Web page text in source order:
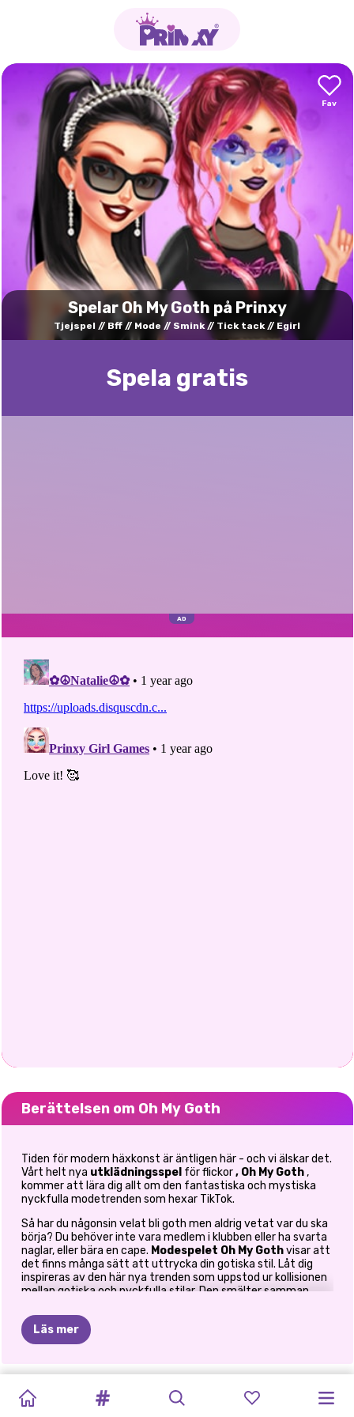
Spelar Oh My Goth på Prinxy
Tjejspel Bff Mode Smink Tick tack Egirl
Spela gratis
Berättelsen om Oh My Goth
Tiden för modern häxkonst är äntligen här - och vi älskar det.
Vårt helt nya utklädningsspel för flickor, Oh My Goth,
kommer att lära dig allt om den fantastiska och mystiska
nyckfulla modetrenden som hexar TikTok.
Så har du någonsin velat bli goth men aldrig vetat var du ska
börja? Du behöver inte vara medlem i klubben eller ha svarta
naglar, eller bära en cape. Modespelet Oh My Gothvisar att
det finns många sätt att uttrycka din gotiska stil. Låt dig
inspireras av den här nya trenden som uppstod ur kollisionen
mellan gotiska och nyckfulla stilar. Den smälter samman
undanflykter inspirerade av sagor och filmiskt mörker.
Gotiska, grunge och gothfied modetrender behöver inte vara
begränsade till gatorna, det är därför vi är här för att lära dig
garderob. Är du redo att utforska den mörkare sidan av
Varsågod och välj din favoritdräkt för vår coola tjej Arya. Låt
Läs mer
GLITTERFEST
GOLDEN
PRINSESSORNA
UGLY
VINTERLOV
VÄN-DAG
SYSTRAR
NYÅRSAFTON
UTEKVÄLL
ELIZAS
HIMMELSKA
PRINCESS
BLONDINER